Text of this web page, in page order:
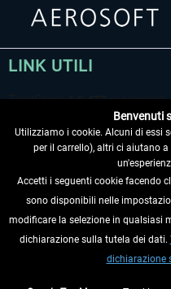
LINK UTILI
RECEDERE DAL CONTRATTO
INFORMAZIONI
Benvenuti
Utilizziamo i cookie. Alcuni di essi
per il carrello), altri ci aiutano
Accetti i seguenti cookie facendo
sono disponibili nelle
modificare la selezione in qualsiasi
dichiarazione sulla tutela dei dati.
dichiarazione